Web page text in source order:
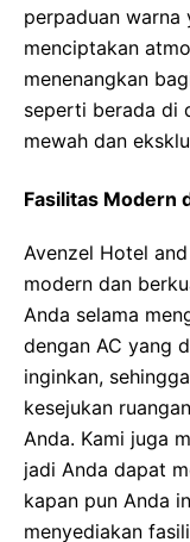
perpaduan warna
menciptakan
menenangkan
seperti berada di
mewah dan
Fasilitas Modern
Avenzel Hotel
modern dan
Anda selama
dengan AC yang
inginkan,
kesejukan
Anda. Kami juga
jadi Anda dapat
kapan pun Anda
menyediakan